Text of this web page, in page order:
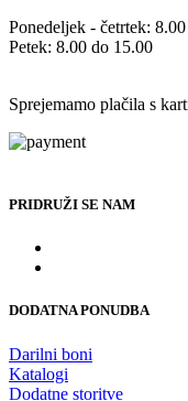
Ponedeljek - četrtek:
Petek: 8.00 do 15.00
Sprejemamo plačila s
PRIDRUŽI SE NAM
DODATNA PONUDBA
Darilni boni
Katalogi
Dodatne storitve